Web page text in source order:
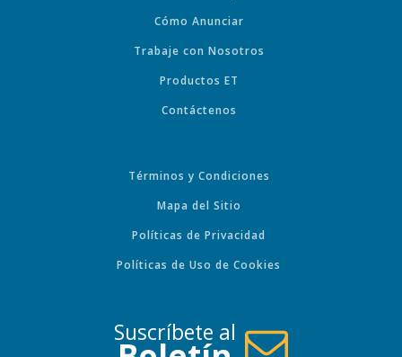
Cómo Anunciar
Trabaje con Nosotros
Productos ET
Contáctenos
Términos y Condiciones
Mapa del Sitio
Políticas de Privacidad
Políticas de Uso de Cookies
Suscríbete al